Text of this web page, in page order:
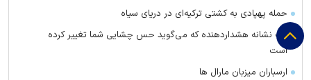
حمله پهپادی به کشتی ترکیه‌ای در دریای سیاه
یک نشانه هشداردهنده که می‌گوید حس چشایی شما تغییر کرده
است
ارسباران میزبان مارال ها